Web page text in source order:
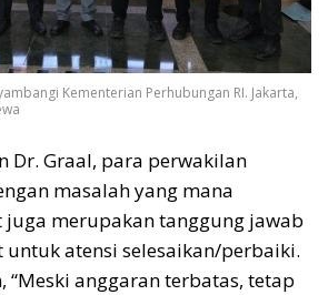
Kementerian Perhubungan RI. Jakarta,
Dr. Graal, para perwakilan
masalah yang mana
juga merupakan tanggung jawab
untuk atensi selesaikan/perbaiki.
“Meski anggaran terbatas, tetap